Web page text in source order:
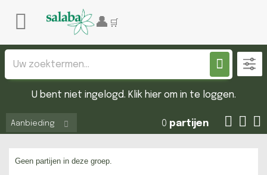
U bent niet ingelogd. Klik hier om in te loggen.
Aanbieding 0 partijen
Geen partijen in deze groep.